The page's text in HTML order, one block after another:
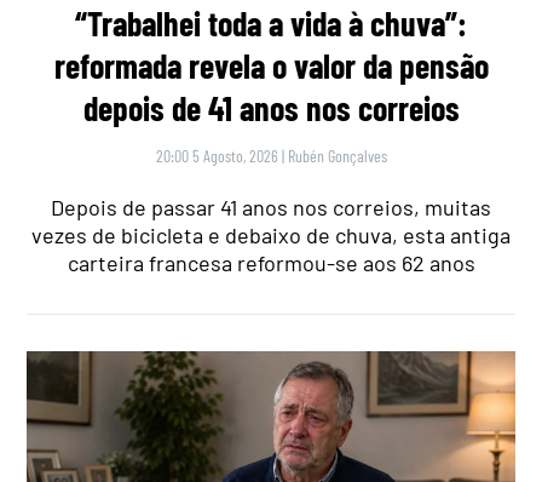
“Trabalhei toda a vida à chuva”:
reformada revela o valor da pensão
depois de 41 anos nos correios
20:00 5 Agosto, 2026 | Rubén Gonçalves
Depois de passar 41 anos nos correios, muitas
vezes de bicicleta e debaixo de chuva, esta antiga
carteira francesa reformou-se aos 62 anos